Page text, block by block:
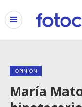
OPINIÓN
María